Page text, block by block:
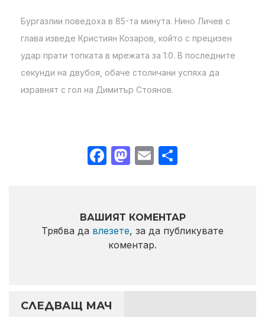
Бургазлии поведоха в 85-та минута. Нино Личев с
глава изведе Кристиян Козаров, който с прецизен
удар прати топката в мрежата за 1:0. В последните
секунди на двубоя, обаче столичани успяха да
изравнят с гол на Димитър Стоянов.
Facebook
Mastodon
Email
ВАШИЯТ КОМЕНТАР
Трябва да влезете, за да публикувате
коментар.
СЛЕДВАЩ МАЧ